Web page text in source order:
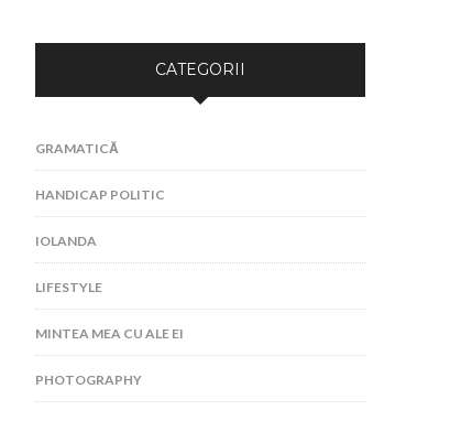
CATEGORII
GRAMATICĂ
HANDICAP POLITIC
IOLANDA
LIFESTYLE
MINTEA MEA CU ALE EI
PHOTOGRAPHY